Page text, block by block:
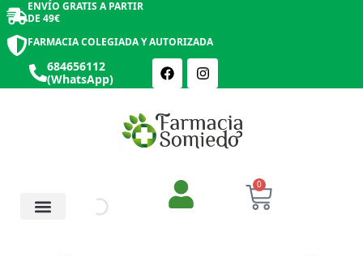
ENVÍO GRATIS A PARTIR
DE 49€
FARMACIA COLEGIADA Y AUTORIZADA
684656112
(WhatsApp)
0